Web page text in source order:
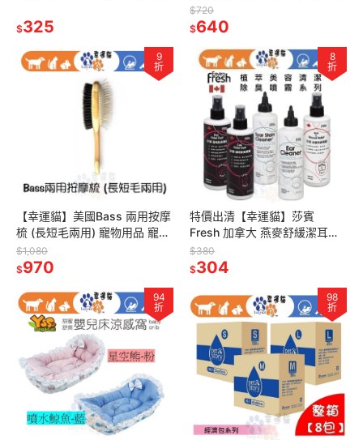
性碳 貓砂
$325
嘉思帕
$720
$640
9
折
【幸運貓】美國Bass 兩用按摩
梳 (長短毛兩用) 寵物用品 寵物
美容 梳子 莎賓與嘉思帕
$1,080
$970
8
折
特價出清【幸運貓】莎賓
Fresh 加拿大 燕麥舒緩潔耳液
洋甘菊淚痕清潔液 皮膚保健噴
霧 寵物除臭噴霧 貓咪除臭噴霧
$380
$304
94
折
98
折